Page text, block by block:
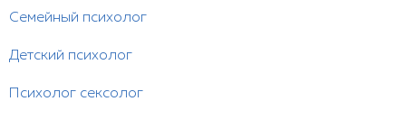
Семейный психолог
Детский психолог
Психолог сексолог